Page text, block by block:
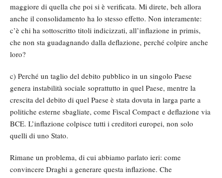
maggiore di quella che poi si è verificata. Mi direte, beh allora
anche il consolidamento ha lo stesso effetto. Non interamente:
c’è chi ha sottoscritto titoli indicizzati, all’inflazione in primis,
che non sta guadagnando dalla deflazione, perché colpire anche
loro?
c) Perché un taglio del debito pubblico in un singolo Paese
genera instabilità sociale soprattutto in quel Paese, mentre la
crescita del debito di quel Paese è stata dovuta in larga parte a
politiche esterne sbagliate, come Fiscal Compact e deflazione via
BCE. L’inflazione colpisce tutti i creditori europei, non solo
quelli di uno Stato.
Rimane un problema, di cui abbiamo parlato ieri: come
convincere Draghi a generare questa inflazione. Che